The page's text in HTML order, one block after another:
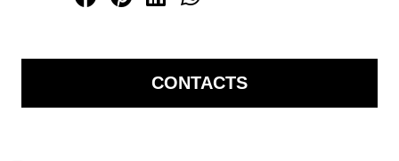
CONTACTS